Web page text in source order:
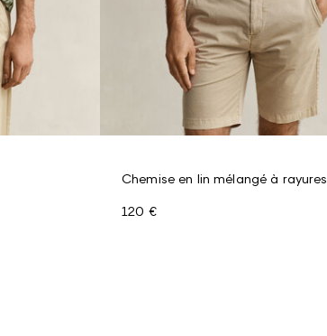
Chemise en lin mélangé à rayures
120 €